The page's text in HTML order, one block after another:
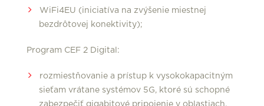
WiFi4EU (iniciatíva na zvýšenie miestnej
bezdrôtovej konektivity);
Program CEF 2 Digital:
rozmiestňovanie a prístup k vysokokapacitným
sieťam vrátane systémov 5G, ktoré sú schopné
zabezpečiť gigabitové pripojenie v oblastiach,